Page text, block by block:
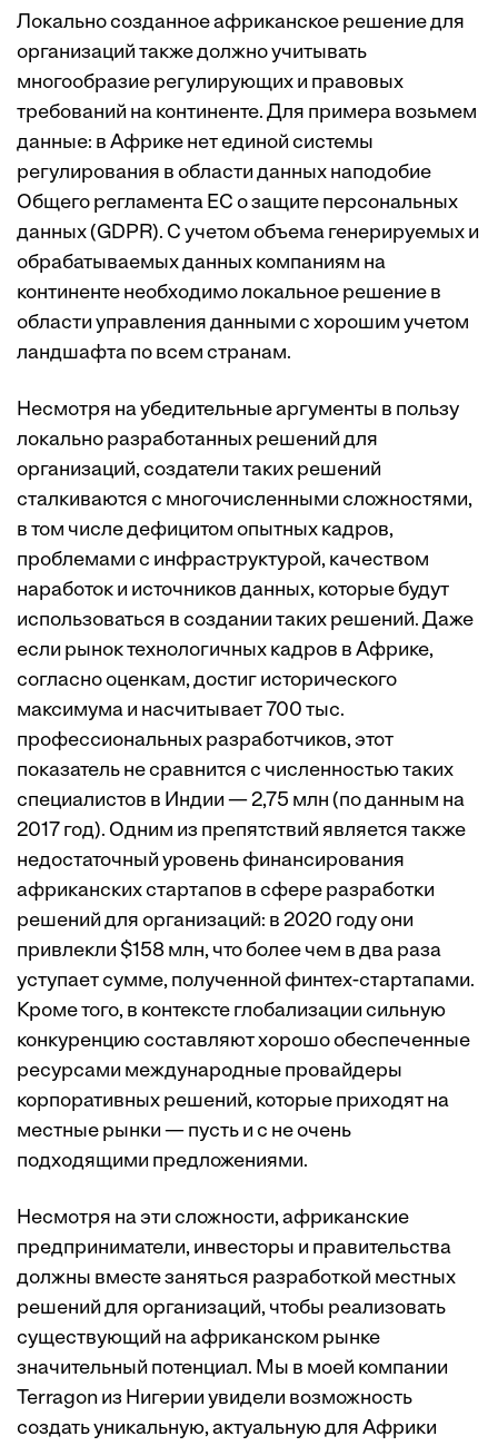
Локально созданное африканское решение для
организаций также должно учитывать
многообразие регулирующих и правовых
требований на континенте. Для примера возьмем
данные: в Африке нет единой системы
регулирования в области данных наподобие
Общего регламента ЕС о защите персональных
данных (GDPR). С учетом объема генерируемых и
обрабатываемых данных компаниям на
континенте необходимо локальное решение в
области управления данными с хорошим учетом
ландшафта по всем странам.
Несмотря на убедительные аргументы в пользу
локально разработанных решений для
организаций, создатели таких решений
сталкиваются с многочисленными сложностями,
в том числе дефицитом опытных кадров,
проблемами с инфраструктурой, качеством
наработок и источников данных, которые будут
использоваться в создании таких решений. Даже
если рынок технологичных кадров в Африке,
согласно оценкам, достиг исторического
максимума и насчитывает 700 тыс.
профессиональных разработчиков, этот
показатель не сравнится с численностью таких
специалистов в Индии — 2,75 млн (по данным на
2017 год). Одним из препятствий является также
недостаточный уровень финансирования
африканских стартапов в сфере разработки
решений для организаций: в 2020 году они
привлекли $158 млн, что более чем в два раза
уступает сумме, полученной финтех-стартапами.
Кроме того, в контексте глобализации сильную
конкуренцию составляют хорошо обеспеченные
ресурсами международные провайдеры
корпоративных решений, которые приходят на
местные рынки — пусть и с не очень
подходящими предложениями.
Несмотря на эти сложности, африканские
предприниматели, инвесторы и правительства
должны вместе заняться разработкой местных
решений для организаций, чтобы реализовать
существующий на африканском рынке
значительный потенциал. Мы в моей компании
Terragon из Нигерии увидели возможность
создать уникальную, актуальную для Африки